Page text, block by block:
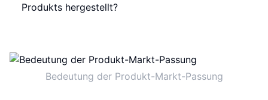
Produkts hergestellt?
Bedeutung der Produkt-Markt-Passung